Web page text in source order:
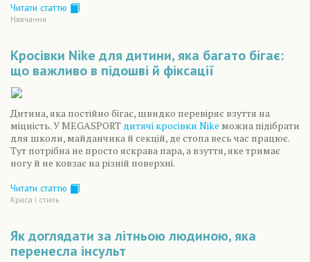
Читати статтю
Навчання
Кросівки Nike для дитини, яка багато бігає:
що важливо в підошві й фіксації
Дитина, яка постійно бігає, швидко перевіряє взуття на
міцність. У MEGASPORT дитячі кросівки Nike можна підібрати
для школи, майданчика й секцій, де стопа весь час працює.
Тут потрібна не просто яскрава пара, а взуття, яке тримає
ногу й не ковзає на різній поверхні.
Читати статтю
Краса і стиль
Як доглядати за літньою людиною, яка
перенесла інсульт